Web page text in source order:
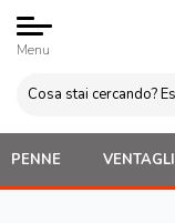
Menu
PENNE VENTAGLI